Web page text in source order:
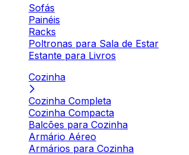
Sofás
Painéis
Racks
Poltronas para Sala de Estar
Estante para Livros
Cozinha
Cozinha Completa
Cozinha Compacta
Balcões para Cozinha
Armário Aéreo
Armários para Cozinha